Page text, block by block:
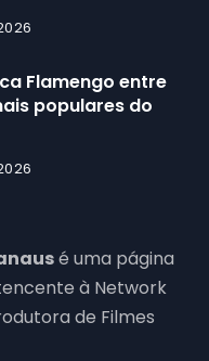
Flamengo entre
populares do
é uma página
à Network
de Filmes